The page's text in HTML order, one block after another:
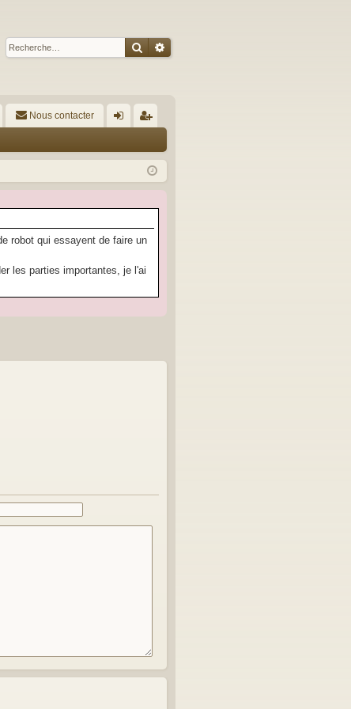
Rechercher
Recherche avancée
Nous contacter
ne
on
nr
ist
robot qui essayent de faire un
les parties importantes, je l'ai